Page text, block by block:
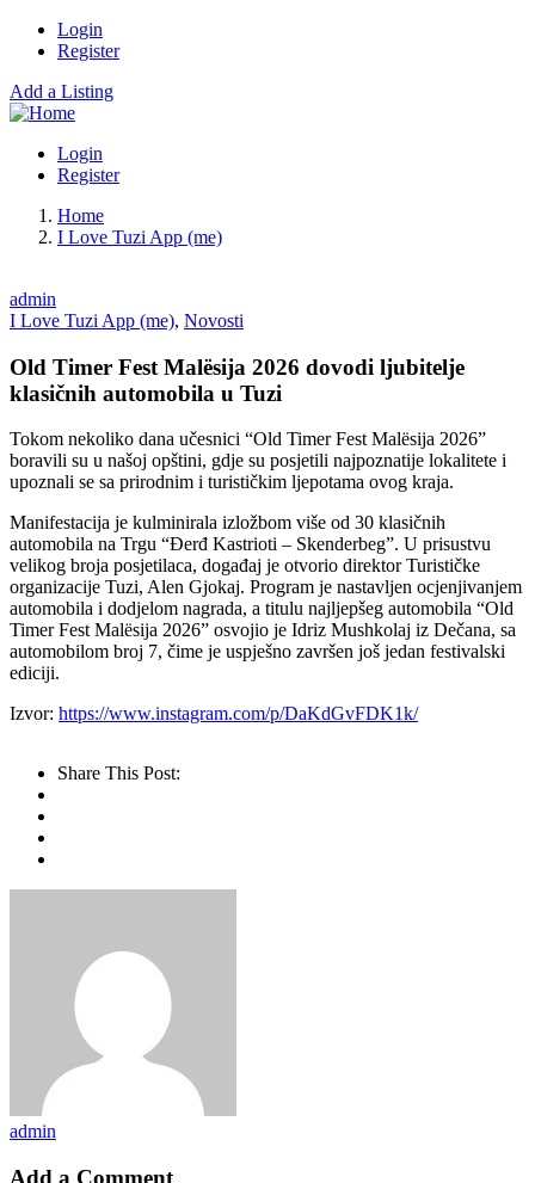
Login
Register
Add a Listing
Login
Register
Home
I Love Tuzi App (me)
admin
I Love Tuzi App (me), Novosti
Old Timer Fest Malësija 2026 dovodi ljubitelje
klasičnih automobila u Tuzi
Tokom nekoliko dana učesnici “Old Timer Fest Malësija 2026”
boravili su u našoj opštini, gdje su posjetili najpoznatije lokalitete i
upoznali se sa prirodnim i turističkim ljepotama ovog kraja.
Manifestacija je kulminirala izložbom više od 30 klasičnih
automobila na Trgu “Đerđ Kastrioti – Skenderbeg”. U prisustvu
velikog broja posjetilaca, događaj je otvorio direktor Turističke
organizacije Tuzi, Alen Gjokaj. Program je nastavljen ocjenjivanjem
automobila i dodjelom nagrada, a titulu najljepšeg automobila “Old
Timer Fest Malësija 2026” osvojio je Idriz Mushkolaj iz Dečana, sa
automobilom broj 7, čime je uspješno završen još jedan festivalski
ediciji.
Izvor: https://www.instagram.com/p/DaKdGvFDK1k/
Share This Post:
admin
Add a Comment